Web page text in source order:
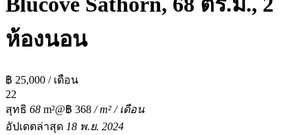
ห้องนอน
฿ 25,000 / เดือน
22
สุทธิ 68 m²@฿ 368 / m² / เดือน
อัปเดตล่าสุด 18 พ.ย. 2024